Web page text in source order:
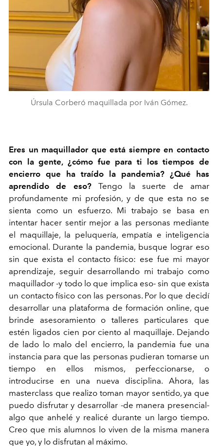
Úrsula Corberó maquillada por Iván Gómez.
Eres un maquillador que está siempre en contacto
con la gente, ¿cómo fue para ti los tiempos de
encierro que ha traído la pandemia? ¿Qué has
aprendido de eso? Tengo la suerte de amar
profundamente mi profesión, y de que esta no se
sienta como un esfuerzo. Mi trabajo se basa en
intentar hacer sentir mejor a las personas mediante
el maquillaje, la peluquería, empatía e inteligencia
emocional. Durante la pandemia, busque lograr eso
sin que exista el contacto físico: ese fue mi mayor
aprendizaje, seguir desarrollando mi trabajo como
maquillador -y todo lo que implica eso- sin que exista
un contacto físico con las personas. Por lo que decidí
desarrollar una plataforma de formación online, que
brinde asesoramiento o talleres particulares que
estén ligados cien por ciento al maquillaje. Dejando
de lado lo malo del encierro, la pandemia fue una
instancia para que las personas pudieran tomarse un
tiempo en ellos mismos, perfeccionarse, o
introducirse en una nueva disciplina. Ahora, las
masterclass que realizo toman mayor sentido, ya que
puedo disfrutar y desarrollar -de manera presencial-
algo que anhelé y realicé durante un largo tiempo.
Creo que mis alumnos lo viven de la misma manera
que yo, y lo disfrutan al máximo.